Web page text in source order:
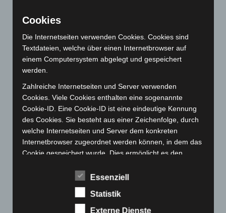
Oktober 2022
September 2022(205)
August 2022(166)
Juli 2022(133)
Juni 2022 (167)
Mai 2022(177)
April 2022(198)
März 2022(221)
Februar 2022(189)
Januar 2022 (190)
(204)
(215)
(171)
Cookies
Die Internetseiten verwenden Cookies. Cookies sind
Textdateien, welche über einen Internetbrowser auf
einem Computersystem abgelegt und gespeichert
werden.
Zahlreiche Internetseiten und Server verwenden
Cookies. Viele Cookies enthalten eine sogenannte
Cookie-ID. Eine Cookie-ID ist eine eindeutige Kennung
des Cookies. Sie besteht aus einer Zeichenfolge, durch
welche Internetseiten und Server dem konkreten
Internetbrowser zugeordnet werden können, in dem das
Cookie gespeichert wurde. Dies ermöglicht es den
Browser der betroffenen Person von anderen
Internetbrowsern, die andere Cookies enthalten, zu
unterscheiden. Ein bestimmter Internetbrowser kann
über die eindeutige Cookie-ID wiedererkannt und
Essenziell
Statistik
Externe Dienste